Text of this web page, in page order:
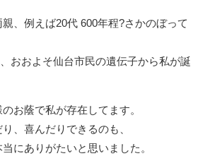
、例えば20代 600年程?さかのぼって
おおよそ仙台市民の遺伝子から私が誕
お蔭で私が存在してます。
、喜んだりできるのも、
にありがたいと思いました。